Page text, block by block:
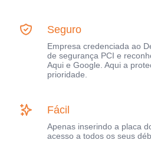
Seguro
Empresa credenciada ao
de segurança PCI e
Aqui e Google. Aqui a
prioridade.
Fácil
Apenas inserindo a placa
acesso a todos os seus